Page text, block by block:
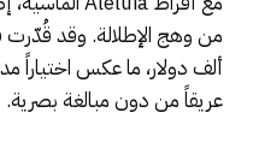
ألف دولار، ما عكس اختياراً
عريقاً من دون مبالغة بصرية.